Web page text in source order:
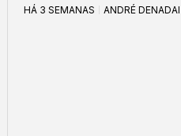
HÁ 3 SEMANAS ANDRÉ DENADAI